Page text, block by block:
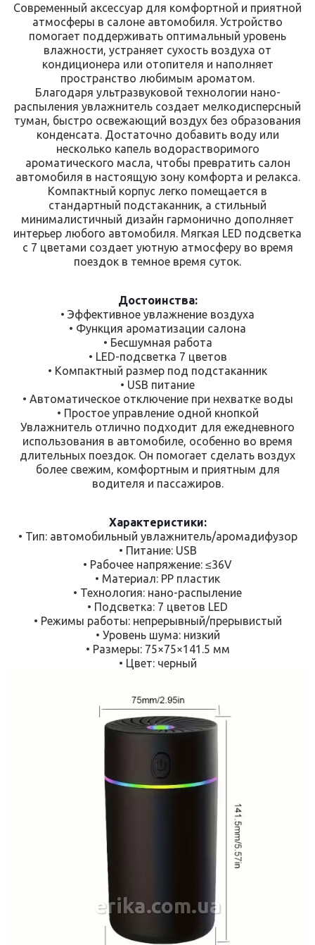
Современный аксессуар для комфортной и приятной
атмосферы в салоне автомобиля. Устройство
помогает поддерживать оптимальный уровень
влажности, устраняет сухость воздуха от
кондиционера или отопителя и наполняет
пространство любимым ароматом.
Благодаря ультразвуковой технологии нано-
распыления увлажнитель создает мелкодисперсный
туман, быстро освежающий воздух без образования
конденсата. Достаточно добавить воду или
несколько капель водорастворимого
ароматического масла, чтобы превратить салон
автомобиля в настоящую зону комфорта и релакса.
Компактный корпус легко помещается в
стандартный подстаканник, а стильный
минималистичный дизайн гармонично дополняет
интерьер любого автомобиля. Мягкая LED подсветка
с 7 цветами создает уютную атмосферу во время
поездок в темное время суток.
Достоинства:
• Эффективное увлажнение воздуха
• Функция ароматизации салона
• Бесшумная работа
• LED-подсветка 7 цветов
• Компактный размер под подстаканник
• USB питание
• Автоматическое отключение при нехватке воды
• Простое управление одной кнопкой
Увлажнитель отлично подходит для ежедневного
использования в автомобиле, особенно во время
длительных поездок. Он помогает сделать воздух
более свежим, комфортным и приятным для
водителя и пассажиров.
Характеристики:
• Тип: автомобильный увлажнитель/аромадифузор
• Питание: USB
• Рабочее напряжение: ≤36V
• Материал: PP пластик
• Технология: нано-распыление
• Подсветка: 7 цветов LED
• Режимы работы: непрерывный/прерывистый
• Уровень шума: низкий
• Размеры: 75×75×141.5 мм
• Цвет: черный
erika.com.ua